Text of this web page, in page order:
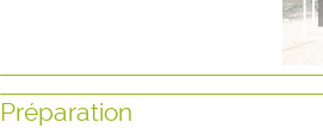
Préparation